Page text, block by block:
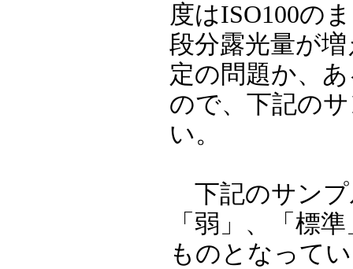
度はISO100の
段分露光量が
定の問題か、
ので、下記の
い。
下記のサンプ
「弱」、「標
ものとなって